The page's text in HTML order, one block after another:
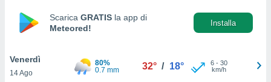
nella
Scarica GRATIS la app di
Meteored!
Installa
Venerdì
14 Ago
80%
0.7 mm
32° / 18° 6- 30
km/h